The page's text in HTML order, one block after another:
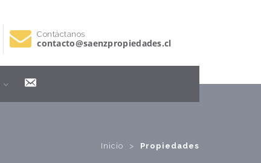
Contáctanos
contacto@saenzpropiedades.cl
Inicio > Propiedades